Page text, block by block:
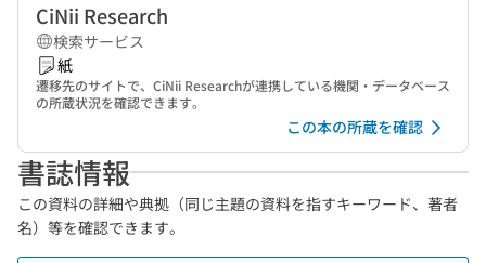
CiNii Research
検索サービス
紙
遷移先のサイトで、CiNii Researchが連携している機関・データベース
の所蔵状況を確認できます。
この本の所蔵を確認
書誌情報
この資料の詳細や典拠（同じ主題の資料を指すキーワード、著者
名）等を確認できます。